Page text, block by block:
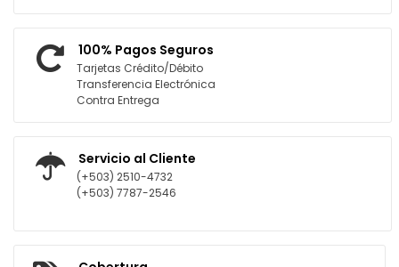
100% Pagos Seguros
Tarjetas Crédito/Débito
Transferencia Electrónica
Contra Entrega
Servicio al Cliente
(+503) 2510-4732
(+503) 7787-2546